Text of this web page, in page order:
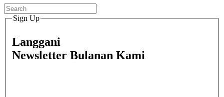
Sign Up
Langgani
Newsletter Bulanan Kami